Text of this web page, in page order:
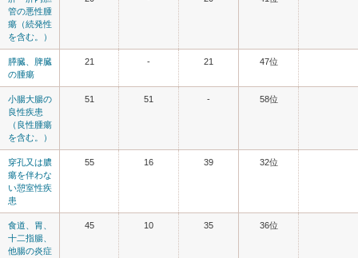
管の悪性腫
瘍（続発性
を含む。）
膵臓、脾臓
の腫瘍
21 - 21 47位
小腸大腸の
良性疾患
（良性腫瘍
を含む。）
51 51 - 58位
穿孔又は膿
瘍を伴わな
い憩室性疾
患
55 16 39 32位
食道、胃、
十二指腸、
他腸の炎症
45 10 35 36位